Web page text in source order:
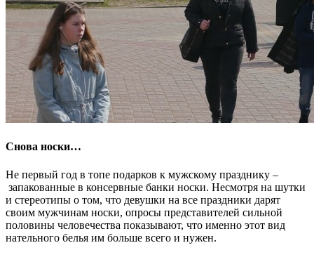
Снова носки…
Не первый год в топе подарков к мужскому празднику –
запакованные в консервные банки носки. Несмотря на шутки
и стереотипы о том, что девушки на все праздники дарят
своим мужчинам носки, опросы представителей сильной
половины человечества показывают, что именно этот вид
нательного белья им больше всего и нужен.